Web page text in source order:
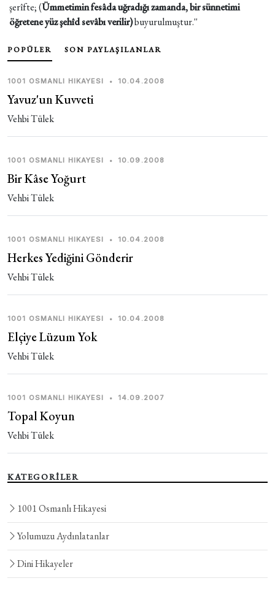
şerîfte; (Ümmetimin fesâda uğradığı zamanda, bir sünnetimi
öğretene yüz şehîd sevâbı verilir)buyurulmuştur.''
POPÜLER SON PAYLAŞILANLAR
1001 OSMANLI HIKAYESI • 10.04.2008
Yavuz'un Kuvveti
Vehbi Tülek
1001 OSMANLI HIKAYESI • 10.09.2008
Bir Kâse Yoğurt
Vehbi Tülek
1001 OSMANLI HIKAYESI • 10.04.2008
Herkes Yediğini Gönderir
Vehbi Tülek
1001 OSMANLI HIKAYESI • 10.04.2008
Elçiye Lüzum Yok
Vehbi Tülek
1001 OSMANLI HIKAYESI • 14.09.2007
Topal Koyun
Vehbi Tülek
KATEGORİLER
1001 Osmanlı Hikayesi
Yolumuzu Aydınlatanlar
Dini Hikayeler